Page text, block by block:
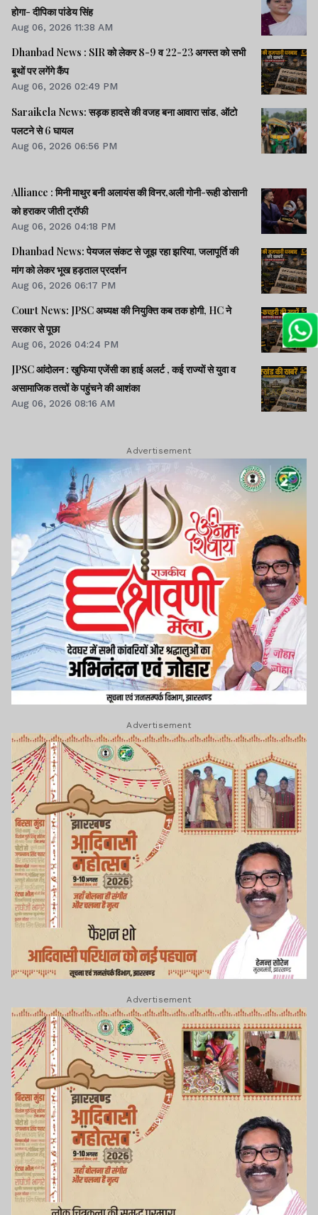
होगा- दीपिका पांडेय सिंह
Aug 06, 2026 11:38 AM
Dhanbad News : SIR को लेकर 8-9 व 22-23 अगस्त को सभी
बूथों पर लगेंगे कैंप
Aug 06, 2026 02:49 PM
Saraikela News: सड़क हादसे की वजह बना आवारा सांड, ऑटो
पलटने से 6 घायल
Aug 06, 2026 06:56 PM
Alliance : मिनी माथुर बनी अलायंस की विनर,अली गोनी-रूही डोसानी
को हराकर जीती ट्रॉफी
Aug 06, 2026 04:18 PM
Dhanbad News: पेयजल संकट से जूझ रहा झरिया, जलापूर्ति की
मांग को लेकर भूख हड़ताल प्रदर्शन
Aug 06, 2026 06:17 PM
Court News: JPSC अध्यक्ष की नियुक्ति कब तक होगी, HC ने
सरकार से पूछा
Aug 06, 2026 04:24 PM
JPSC आंदोलन : खुफिया एजेंसी का हाई अलर्ट , कई राज्यों से युवा व
असामाजिक तत्वों के पहुंचने की आशंका
Aug 06, 2026 08:16 AM
Advertisement
Advertisement
Advertisement